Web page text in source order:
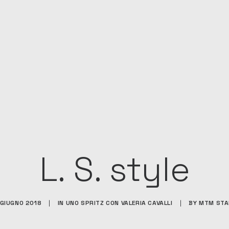
L. S. style
2018 | IN UNO SPRITZ CON VALERIA CAVALLI | BYMTM